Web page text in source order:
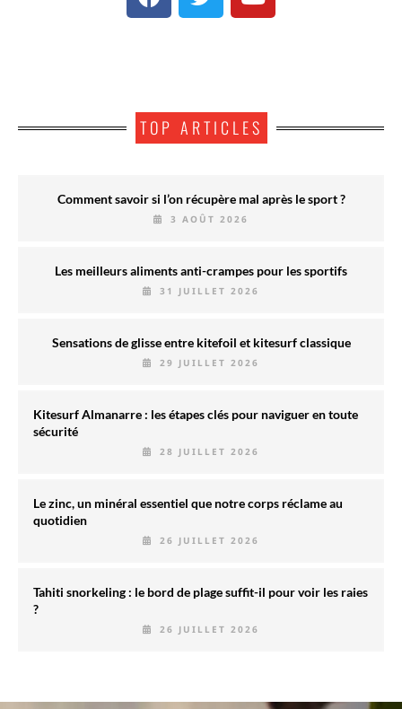
TOP ARTICLES
Comment savoir si l’on récupère mal après le sport ?
3 AOÛT 2026
Les meilleurs aliments anti-crampes pour les sportifs
31 JUILLET 2026
Sensations de glisse entre kitefoil et kitesurf classique
29 JUILLET 2026
Kitesurf Almanarre : les étapes clés pour naviguer en toute
sécurité
28 JUILLET 2026
Le zinc, un minéral essentiel que notre corps réclame au
quotidien
26 JUILLET 2026
Tahiti snorkeling : le bord de plage suffit-il pour voir les raies
?
26 JUILLET 2026